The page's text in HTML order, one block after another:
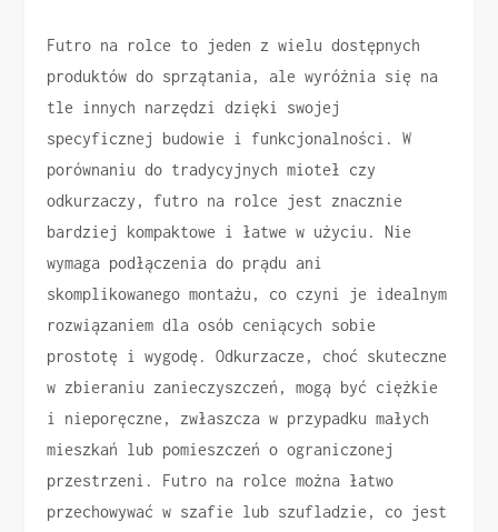
Futro na rolce to jeden z wielu dostępnych
produktów do sprzątania, ale wyróżnia się na
tle innych narzędzi dzięki swojej
specyficznej budowie i funkcjonalności. W
porównaniu do tradycyjnych mioteł czy
odkurzaczy, futro na rolce jest znacznie
bardziej kompaktowe i łatwe w użyciu. Nie
wymaga podłączenia do prądu ani
skomplikowanego montażu, co czyni je idealnym
rozwiązaniem dla osób ceniących sobie
prostotę i wygodę. Odkurzacze, choć skuteczne
w zbieraniu zanieczyszczeń, mogą być ciężkie
i nieporęczne, zwłaszcza w przypadku małych
mieszkań lub pomieszczeń o ograniczonej
przestrzeni. Futro na rolce można łatwo
przechowywać w szafie lub szufladzie, co jest